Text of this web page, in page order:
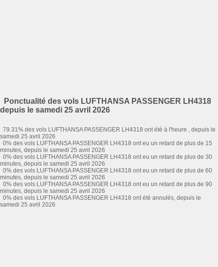
Ponctualité des vols LUFTHANSA PASSENGER LH4318
depuis le samedi 25 avril 2026
79.31% des vols LUFTHANSA PASSENGER LH4318 ont été à l'heure , depuis le
samedi 25 avril 2026
0% des vols LUFTHANSA PASSENGER LH4318 ont eu un retard de plus de 15
minutes, depuis le samedi 25 avril 2026
0% des vols LUFTHANSA PASSENGER LH4318 ont eu un retard de plus de 30
minutes, depuis le samedi 25 avril 2026
0% des vols LUFTHANSA PASSENGER LH4318 ont eu un retard de plus de 60
minutes, depuis le samedi 25 avril 2026
0% des vols LUFTHANSA PASSENGER LH4318 ont eu un retard de plus de 90
minutes, depuis le samedi 25 avril 2026
0% des vols LUFTHANSA PASSENGER LH4318 ont été annulés, depuis le
samedi 25 avril 2026